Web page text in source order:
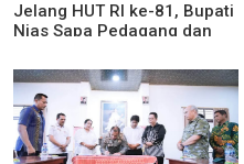
Jelang HUT RI ke-81, Bupati
Nias Sapa Pedagang dan
Putih